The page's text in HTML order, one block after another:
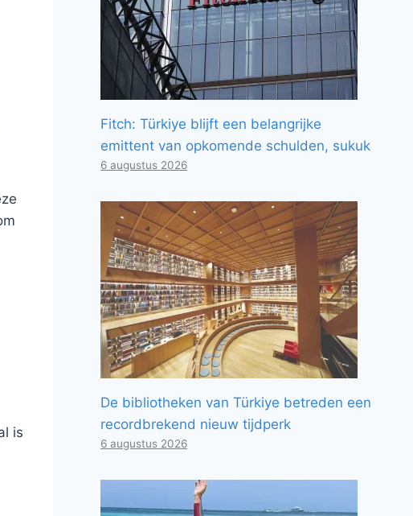
is
Fitch: Türkiye blijft een belangrijke
emittent van opkomende schulden, sukuk
6 augustus 2026
De bibliotheken van Türkiye betreden een
recordbrekend nieuw tijdperk
6 augustus 2026